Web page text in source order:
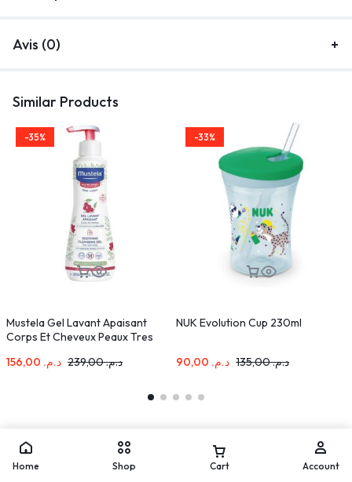
Avis (0)
Similar Products
-35%
Mustela Gel Lavant Apaisant
Corps Et Cheveux Peaux Tres
د.م. د.م.239,00
-33%
NUK Evolution Cup 230ml
د.م. د.م.135,00
Home Shop Cart Account